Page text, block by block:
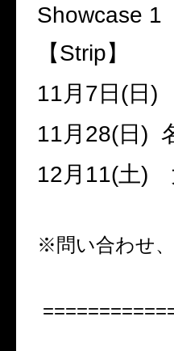
Showcase 1
【Strip】
11月 7 日 (日 )
11月 28(日 )
12月 11(土)
※問い合わせ